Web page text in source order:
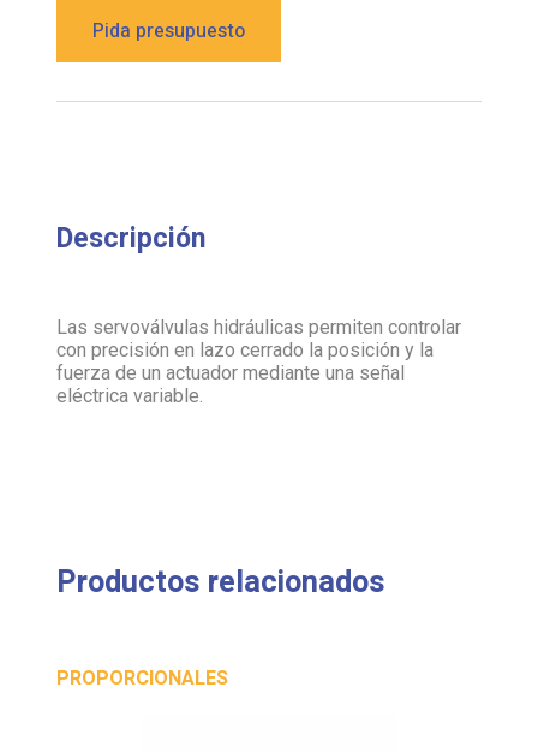
Pida presupuesto
Descripción
Las servoválvulas hidráulicas permiten controlar
con precisión en lazo cerrado la posición y la
fuerza de un actuador mediante una señal
eléctrica variable.
Productos relacionados
PROPORCIONALES